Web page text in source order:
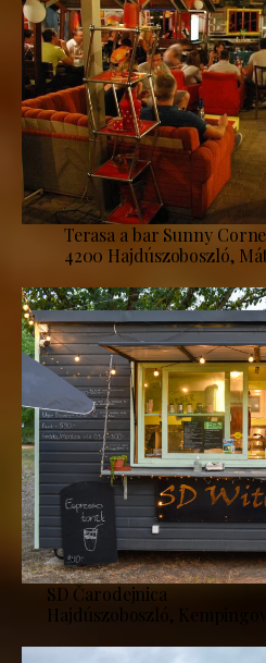
Terasa a bar Sunny
4200 Hajdúszoboszló,
SD Čarodejnica
Hajdúszoboszló,